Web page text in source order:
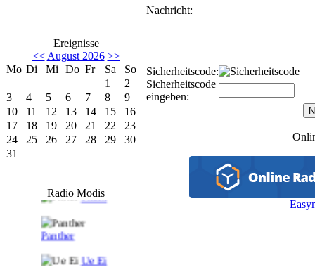
Ereignisse
<< August 2026 >>
Mo Di Mi Do Fr Sa
So
1
2
3
4 5 6 7 8
9
10
11 12 13 14 15
16
17
18 19 20 21 22
23
24
25 26 27 28 29
30
31
Radio Modis
Frank
Panther
Ue Ei
Nachricht:
Sicherheitscode:
Sicherheitscode
eingeben: